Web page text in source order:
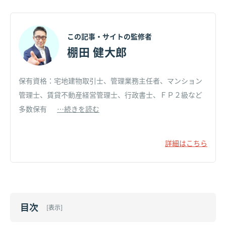
この記事・サイトの監修者
棚田 健大郎
保有資格：宅地建物取引士、管理業務主任者、マンション
管理士、賃貸不動産経営管理士、行政書士、ＦＰ２級など
多数保有
…続きを読む
詳細はこちら
目次 [表示]